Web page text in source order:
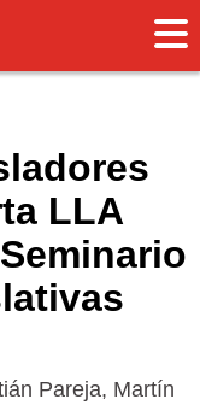
LLA
Pareja, Martín